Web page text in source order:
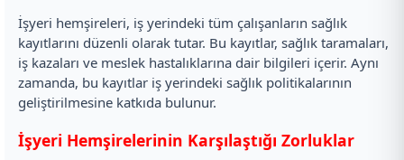
İşyeri hemşireleri, iş yerindeki tüm çalışanların sağlık
kayıtlarını düzenli olarak tutar. Bu kayıtlar, sağlık taramaları,
iş kazaları ve meslek hastalıklarına dair bilgileri içerir. Aynı
zamanda, bu kayıtlar iş yerindeki sağlık politikalarının
geliştirilmesine katkıda bulunur.
İşyeri Hemşirelerinin Karşılaştığı Zorluklar